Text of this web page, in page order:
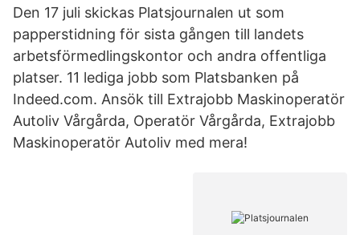
Den 17 juli skickas Platsjournalen ut som
papperstidning för sista gången till landets
arbetsförmedlingskontor och andra offentliga
platser. 11 lediga jobb som Platsbanken på
Indeed.com. Ansök till Extrajobb Maskinoperatör
Autoliv Vårgårda, Operatör Vårgårda, Extrajobb
Maskinoperatör Autoliv med mera!